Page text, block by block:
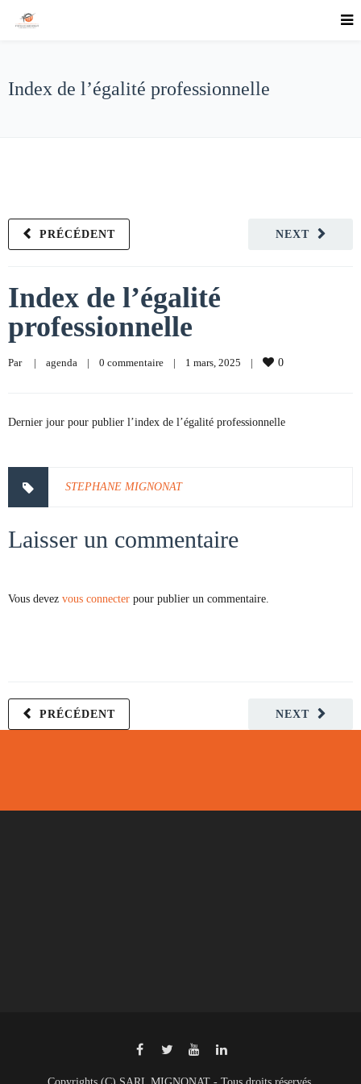
Index de l’égalité professionnelle
NEXT
PRÉCÉDENT
Index de l’égalité
professionnelle
Par | agenda | 0 commentaire | 1 mars, 2025 | 0
Dernier jour pour publier l’index de l’égalité professionnelle
STEPHANE MIGNONAT
Laisser un commentaire
Vous devez vous connecter pour publier un commentaire.
NEXT
PRÉCÉDENT